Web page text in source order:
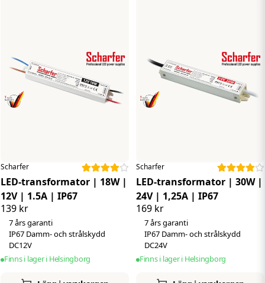
Scharfer
LED-transformator | 18W |
12V | 1.5A | IP67
139 kr
7 års garanti
IP67 Damm- och strålskydd
DC12V
Finns i lager i Helsingborg
Scharfer
LED-transformator | 30W |
24V | 1,25A | IP67
169 kr
7 års garanti
IP67 Damm- och strålskydd
DC24V
Finns i lager i Helsingborg